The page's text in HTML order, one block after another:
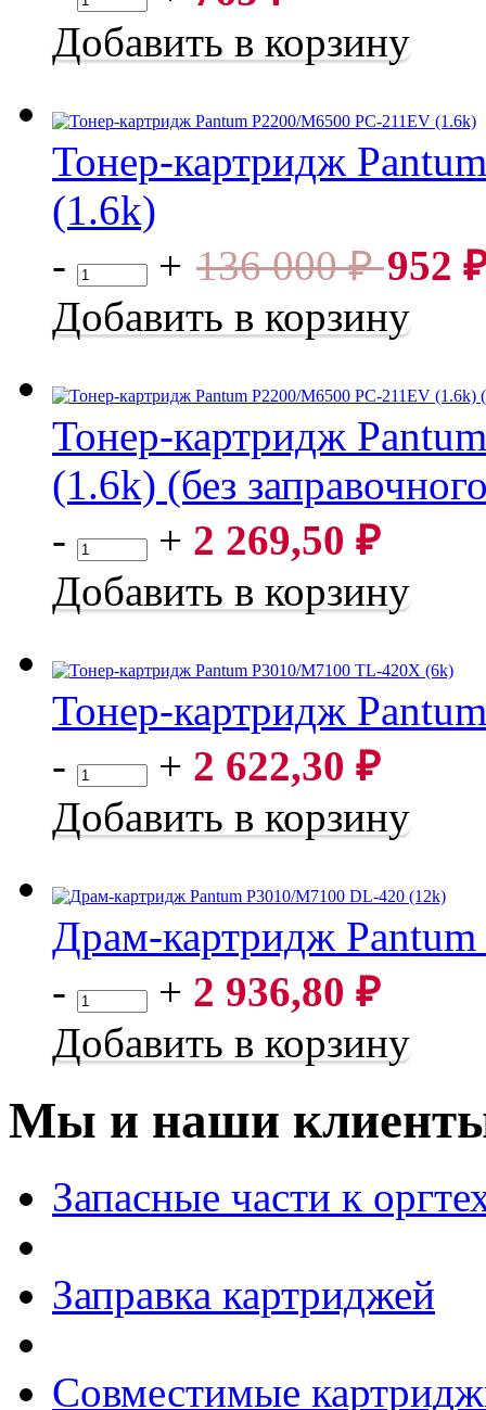
Добавить в корзину
Тонер-картридж
(1.6k)
- + 136 000₽ 952
Добавить в корзину
Тонер-картридж
(1.6k) (без
- + 2 269,50 ₽
Добавить в корзину
Тонер-картридж
- + 2 622,30 ₽
Добавить в корзину
Драм-картридж
- + 2 936,80 ₽
Добавить в корзину
Мы и наши
Запасные части к
Заправка картриджей
Совместимые